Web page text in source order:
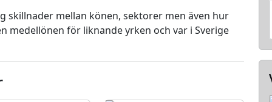
mellan könen, sektorer men även hur
medellönen för liknande yrken och var i Sverige